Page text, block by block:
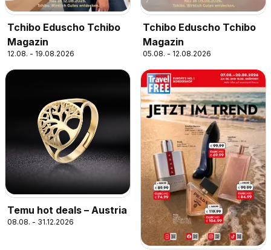
Tchibo Eduscho Tchibo
Magazin
12.08. - 19.08.2026
Tchibo Eduscho Tchibo
Magazin
05.08. - 12.08.2026
Temu hot deals – Austria
08.08. - 31.12.2026